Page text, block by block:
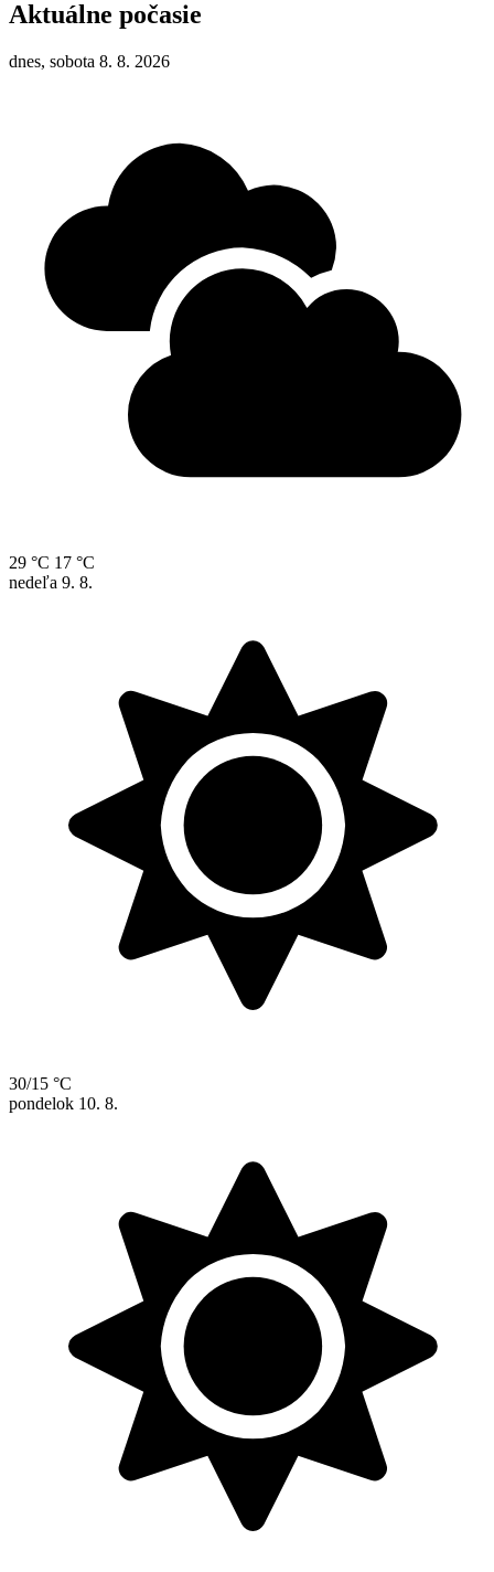
Aktuálne počasie
dnes, sobota 8. 8. 2026
29 °C 17 °C
nedeľa 9. 8.
30/15 °C
pondelok 10. 8.